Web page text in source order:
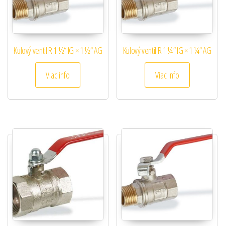
Kulový ventil R 1 ½“ IG × 1 ½“ AG
Viac info
Kulový ventil R 1 ¼“ IG × 1 ¼“ AG
Viac info